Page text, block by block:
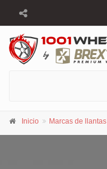
Inicio Marcas de llantas